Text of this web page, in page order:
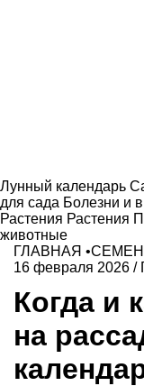
Лунный календарь
для сада Болезни и
Растения Растения
животные
ГЛАВНАЯ •
16 февраля 2026 /
Когда и
на